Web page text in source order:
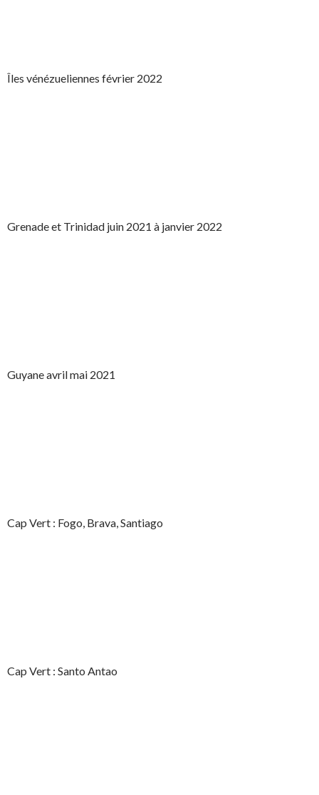
Îles vénézueliennes février 2022
Grenade et Trinidad juin 2021 à janvier 2022
Guyane avril mai 2021
Cap Vert : Fogo, Brava, Santiago
Cap Vert : Santo Antao